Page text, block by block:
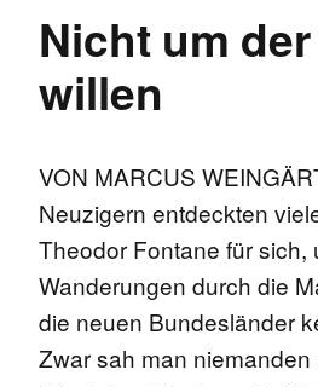
Nicht um
willen
VON MARCUS
Neuzigern entdeckten
Theodor Fontane für sich,
Wanderungen durch die
die neuen Bundesländer
Zwar sah man niemanden